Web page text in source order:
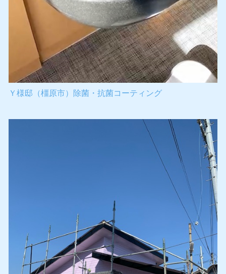
Ｙ様邸（橿原市）除菌・抗菌コーティング